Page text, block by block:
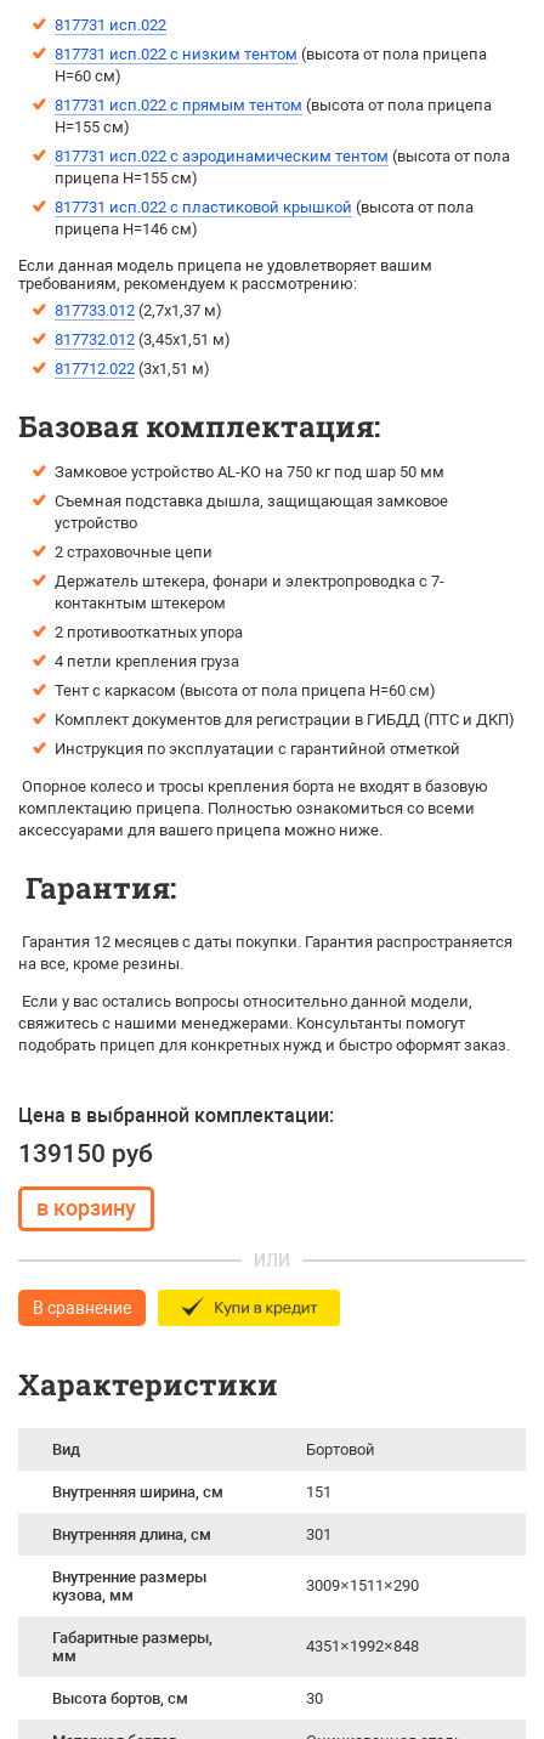
817731 исп.022
817731 исп.022 с низким тентом (высота от пола прицепа
H=60 см)
817731 исп.022 с прямым тентом (выcота от пола прицепа
H=155 см)
817731 исп.022 с аэродинамическим тентом (выcота от пола
прицепа H=155 см)
817731 исп.022 с пластиковой крышкой (высота от пола
прицепа H=146 см)
Если данная модель прицепа не удовлетворяет вашим
требованиям, рекомендуем к рассмотрению:
817733.012 (2,7х1,37 м)
817732.012 (3,45х1,51 м)
817712.022 (3х1,51 м)
Базовая комплектация:
Замковое устройство AL-KO на 750 кг под шар 50 мм
Съемная подставка дышла, защищающая замковое
устройство
2 страховочные цепи
Держатель штекера, фонари и электропроводка с 7-
контакнтым штекером
2 противооткатных упора
4 петли крепления груза
Тент с каркасом (высота от пола прицепа H=60 см)
Комплект документов для регистрации в ГИБДД (ПТС и ДКП)
Инструкция по эксплуатации с гарантийной отметкой
Опорное колесо и тросы крепления борта не входят в базовую
комплектацию прицепа. Полностью ознакомиться со всеми
аксессуарами для вашего прицепа можно ниже.
Гарантия:
Гарантия 12 месяцев с даты покупки. Гарантия распространяется
на все, кроме резины.
Если у вас остались вопросы относительно данной модели,
свяжитесь с нашими менеджерами. Консультанты помогут
подобрать прицеп для конкретных нужд и быстро оформят заказ.
Цена в выбранной комплектации:
139150 руб
ИЛИ
В сравнение
Характеристики
Вид Бортовой
Внутренняя ширина, см 151
Внутренняя длина, см 301
Внутренние размеры
кузова, мм
3009×1511×290
Габаритные размеры,
мм
4351×1992×848
Высота бортов, см 30